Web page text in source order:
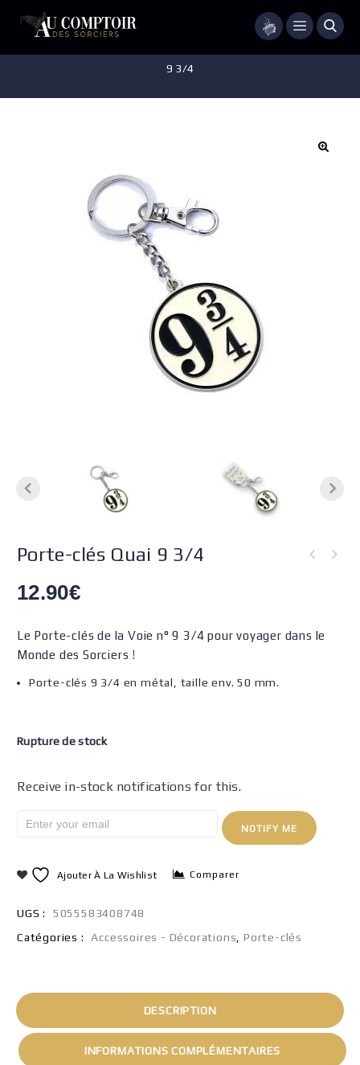
Menu
9 3/4
Porte-clés Quai 9 3/4
12.90€
Le Porte-clés de la Voie n° 9 3/4 pour voyager dans le
Monde des Sorciers !
Porte-clés 9 3/4 en métal, taille env. 50 mm.
Rupture de stock
Receive in-stock notifications for this.
NOTIFY ME
Ajouter À La Wishlist Comparer
UGS :
5055583408748
Catégories :
Accessoires - Décorations ,Porte-clés
DESCRIPTION
INFORMATIONS COMPLÉMENTAIRES